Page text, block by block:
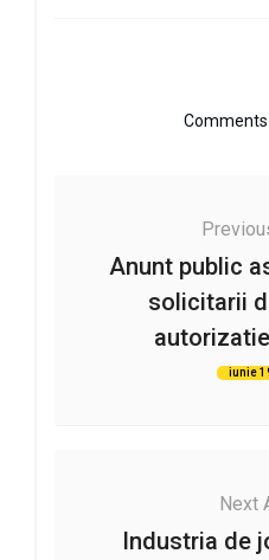
Comments
Anunt public
solicitarii
iunie
Next
Industria de